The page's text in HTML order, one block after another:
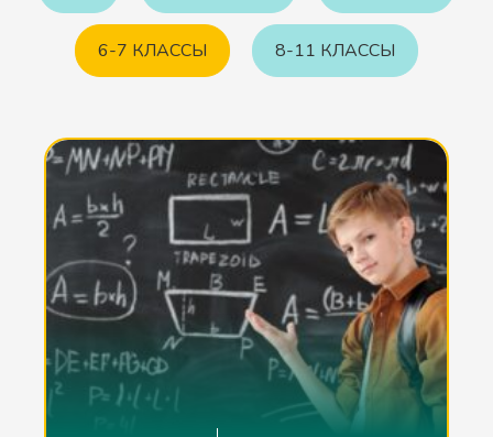
6-7 КЛАССЫ 8-11 КЛАССЫ